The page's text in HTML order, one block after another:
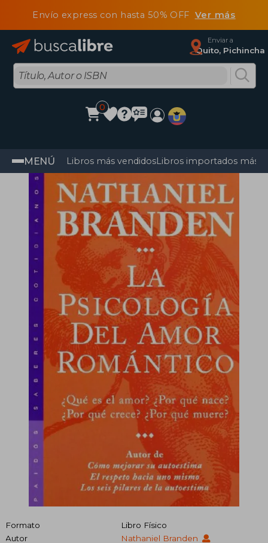
Envío express con hasta 50% OFF Ver más
Enviar a
Quito, Pichincha
0
MENÚ Libros más vendidosLibros importados más
Formato
Libro Físico
Autor
Nathaniel Branden